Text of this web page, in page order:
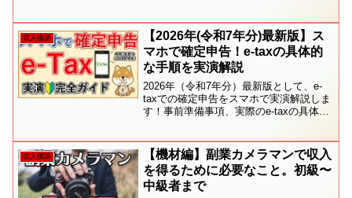
収入構築
【2026年(令和7年分)最新版】ス
マホで確定申告！e-taxの具体的
な手順を実演解説
2026年（令和7年分）最新版として、e-
taxでの確定申告をスマホで実演解説しま
す！事前準備事項、実際のe-taxの具体的
画内で触れた他動画・確定申告を楽にで
きる「...
収入構築
【機材編】副業カメラマンで収入
を得るために必要なこと。初級〜
中級者まで